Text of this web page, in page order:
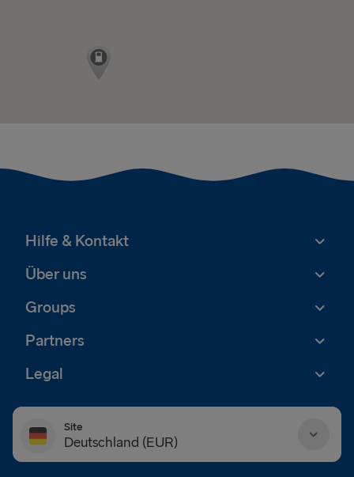
Hilfe & Kontakt
Über uns
Groups
Partners
Legal
Site
Deutschland (EUR)